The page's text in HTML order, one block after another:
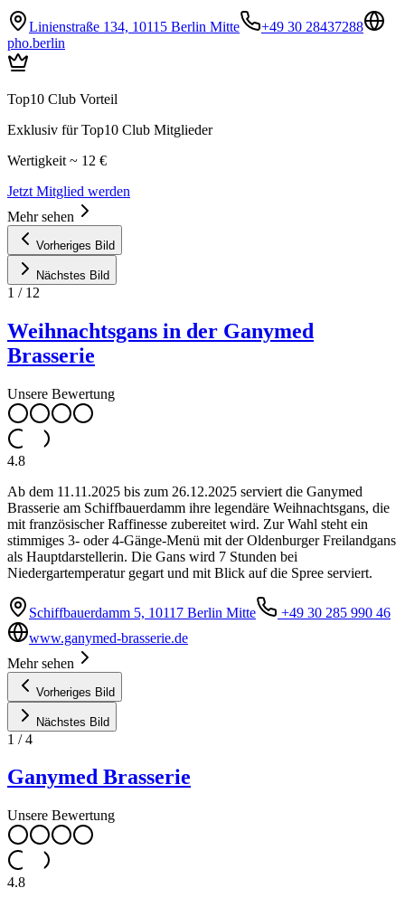
Linienstraße 134, 10115 Berlin Mitte
+49 30 28437288
pho.berlin
Top10 Club Vorteil
Exklusiv für Top10 Club Mitglieder
Wertigkeit ~ 12 €
Jetzt Mitglied werden
Mehr sehen
Vorheriges Bild
Nächstes Bild
1 / 12
Weihnachtsgans in der Ganymed
Brasserie
Unsere Bewertung
4.8
Ab dem 11.11.2025 bis zum 26.12.2025 serviert die Ganymed
Brasserie am Schiffbauerdamm ihre legendäre Weihnachtsgans, die
mit französischer Raffinesse zubereitet wird. Zur Wahl steht ein
stimmiges 3- oder 4-Gänge-Menü mit der Oldenburger Freilandgans
als Hauptdarstellerin. Die Gans wird 7 Stunden bei
Niedergartemperatur gegart und mit Blick auf die Spree serviert.
Schiffbauerdamm 5, 10117 Berlin Mitte
+49 30 285 990 46
www.ganymed-brasserie.de
Mehr sehen
Vorheriges Bild
Nächstes Bild
1 /4
Ganymed Brasserie
Unsere Bewertung
4.8